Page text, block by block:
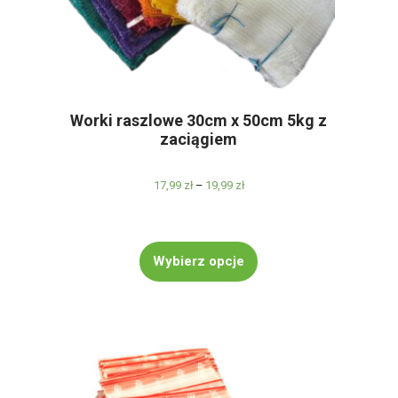
Worki raszlowe 30cm x 50cm 5kg z
zaciągiem
17,99 zł – 19,99 złZakres
17,99 zł
do
Wybierz opcje